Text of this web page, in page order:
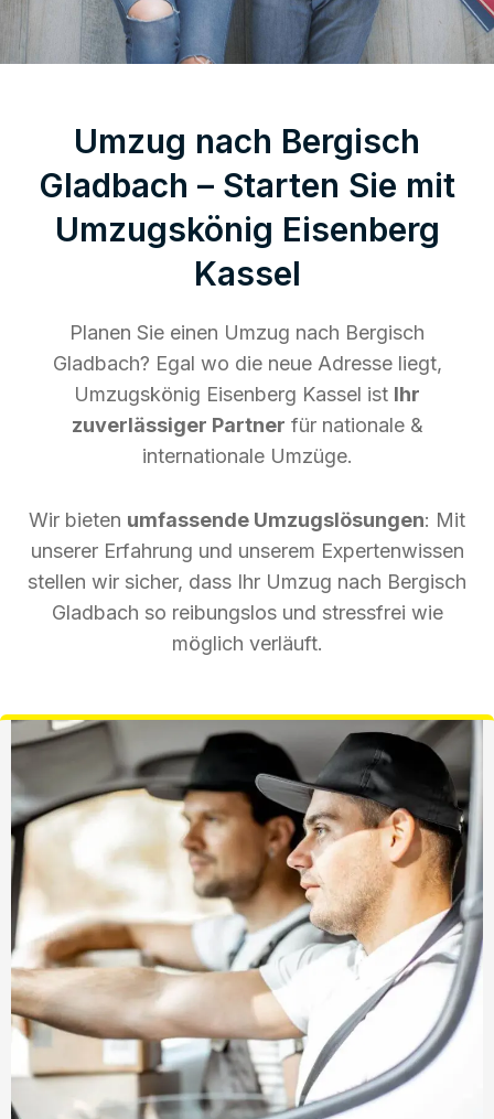
Umzug nach Bergisch
Gladbach – Starten Sie mit
Umzugskönig Eisenberg
Kassel
Planen Sie einen Umzug nach Bergisch
Gladbach? Egal wo die neue Adresse liegt,
Umzugskönig Eisenberg Kassel ist Ihr
zuverlässiger Partner für nationale &
internationale Umzüge.
Wir bieten umfassende Umzugslösungen: Mit
unserer Erfahrung und unserem Expertenwissen
stellen wir sicher, dass Ihr Umzug nach Bergisch
Gladbach so reibungslos und stressfrei wie
möglich verläuft.